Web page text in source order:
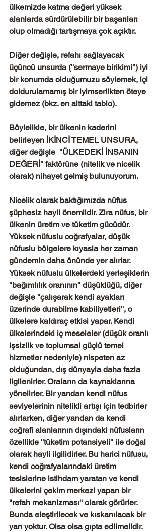
ülkemizde katma değeri yüksek
alanlarda sürdürülebilir bir başarıları
olup olmadığı tartışmaya çok açıktır.
Diğer değişle, refahı sağlayacak
üçüncü unsurda (''sermaye birikimi'') iyi
bir konumda olduğumuzu söylemek, içi
doldurulamamış bir iyimserlikten öteye
gidemez (bkz. en alttaki tablo).
Böylelikle, bir ülkenin kaderini
belirleyen İKİNCİ TEMEL UNSURA,
diğer değişle  ''ÜLKEDEKİ İNSANIN
DEĞERİ'' faktörüne (nitelik ve nicelik
olarak) nihayet gelmiş bulunuyorum.
Nicelik olarak baktığımızda nüfus
şüphesiz hayli önemlidir. Zira nüfus, bir
ülkenin üretim ve tüketim gücüdür.
Yüksek nüfuslu coğrafyalar, düşük
nüfuslu bölgelere kıyasla her zaman
gündemin daha önünde yer alırlar.
Yüksek nüfuslu ülkelerdeki yerleşiklerin
''bağımlılık oranının'' düşüklüğü, diğer
değişle ''çalışarak kendi ayakları
üzerinde durabilme kabiliyetleri'', o
ülkelere kaldıraç etkisi yapar. Kendi
ülkelerindeki iç meseleler (düşük oranlı
işsizlik ve toplumsal güçlü temel
hizmetler nedeniyle) nispeten az
olduğundan, dış dünyayla daha fazla
ilgilenirler. Oraların da kaynaklarına
yönelirler. Bir yandan kendi nüfus
seviyelerinin nitelikli artışı için tedbirler
alırlarken, diğer yandan da kendi
coğrafi alanlarının dışındaki nüfusların
özellikle ''tüketim potansiyeli'' ile doğal
olarak hayli ilgilidirler. Bu harici nüfusu,
kendi coğrafyalarındaki üretim
tesislerine istihdam yaratan ve kendi
ülkelerini çekim merkezi yapan bir
''refah mekanizması'' olarak görürler.
Bunda eleştirilecek ve kıskanılacak bir
yan yoktur. Olsa olsa gıpta edilmelidir.